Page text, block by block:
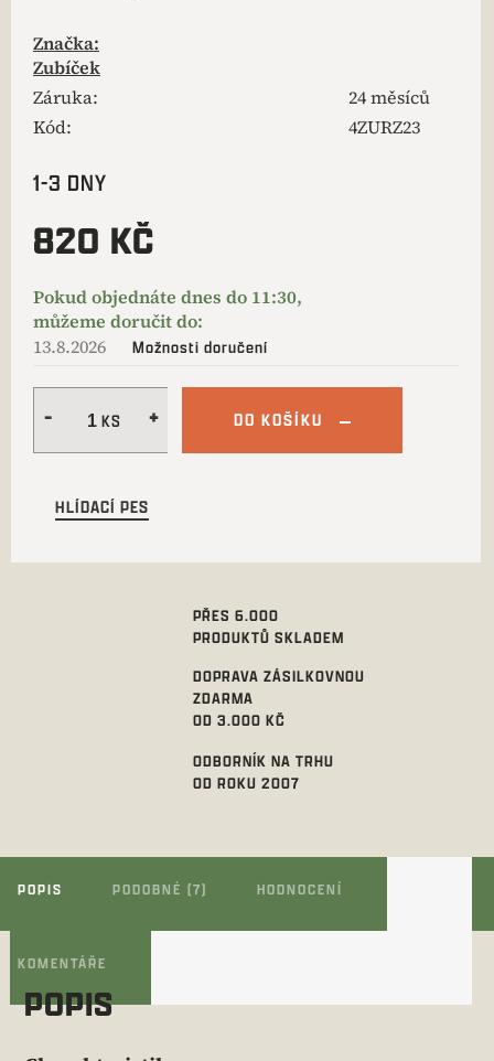
Značka:
Zubíček
Záruka:
24 měsíců
Kód:
4ZURZ23
1-3 DNY
820 KČ
13.8.2026 Možnosti doručení
DO KOŠÍKU
HLÍDACÍ PES
PŘES 6.000
PRODUKTŮ SKLADEM
DOPRAVA ZÁSILKOVNOU
ZDARMA
OD 3.000 KČ
ODBORNÍK NA TRHU
OD ROKU 2007
POPIS PODOBNÉ (7) HODNOCENÍ
KOMENTÁŘE
POPIS